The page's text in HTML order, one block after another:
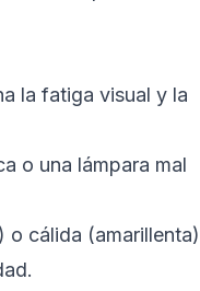
la fatiga visual y la
o una lámpara mal
o cálida (amarillenta)